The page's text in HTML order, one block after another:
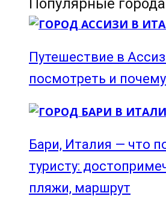
Популярные
Путешествие в
посмотреть и почему
Бари, Италия — что
туристу:
пляжи, маршрут